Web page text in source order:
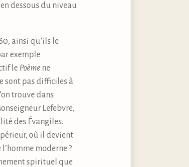
dessous du niveau
ainsi qu’ils le
exemple
le Poème ne
sont pas difficiles à
trouve dans
Lefebvre,
des Évangiles.
où il devient
moderne ?
spirituel que